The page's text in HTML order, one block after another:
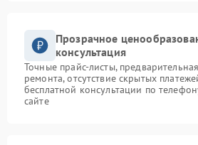
Прозрачное
консультация
Точные прайс-листы,
ремонта, отсутствие скрытых
бесплатной консультации по
сайте